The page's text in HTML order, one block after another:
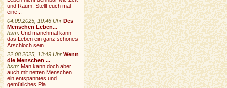
und Raum. Stellt euch mal
eine...
04.09.2025, 10:46 Uhr Des
Menschen Leben...
hsm:Und manchmal kann
das Leben ein ganz schönes
Arschloch sein....
22.08.2025, 13:49 Uhr Wenn
die Menschen ...
hsm:Man kann doch aber
auch mit netten Menschen
ein entspanntes und
gemütliches Pla...